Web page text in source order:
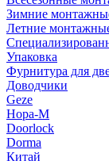
Зимние
Летние
Упаковка
Фурнитура для
Доводчики
Geze
Нора-М
Doorlock
Dorma
Китай